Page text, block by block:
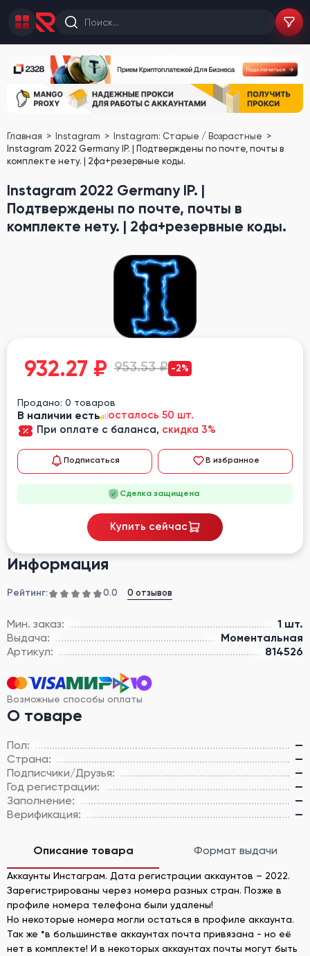
Главная Instagram
Instagram: Старые / Возрастные
Instagram 2022 Germany IP. | Подтверждены по почте, почты в
комплекте нету. | 2фа+резервные коды.
Instagram 2022 Germany IP. |
Подтверждены по почте, почты в
комплекте нету. | 2фа+резервные коды.
Информация
Рейтинг: 0.0 0 отзывов
Мин. заказ:
1 шт.
Выдача:
Моментальная
Артикул:
814526
Возможные способы оплаты
О товаре
Пол:
—
Страна:
—
Подписчики/Друзья:
—
Год регистрации:
—
Заполнение:
—
Верификация:
—
932.27 ₽ 953.53 ₽ -2%
Продано: 0 товаров
В наличии есть
осталось 50 шт.
При оплате с баланса, скидка 3%
Подписаться В избранное
Сделка защищена
Купить сейчас
Описание товара Формат выдачи
Аккаунты Инстаграм. Дата регистрации аккаунтов – 2022.
Зарегистрированы через номера разных стран. Позже в
профиле номера телефона были удалены!
Но некоторые номера могли остаться в профиле аккаунта.
Так же *в большинстве аккаунтах почта привязана - но её
нет в комплекте! И в некоторых аккаунтах почты могут быть